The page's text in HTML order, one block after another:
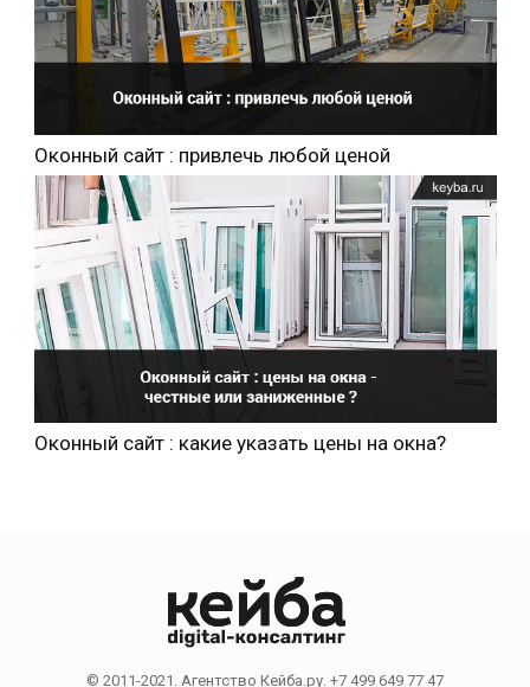
Оконный сайт : привлечь любой ценой
Оконный сайт : какие указать цены на окна?
© 2011-2021. Агентство Кейба.ру. +7 499 649 77 47